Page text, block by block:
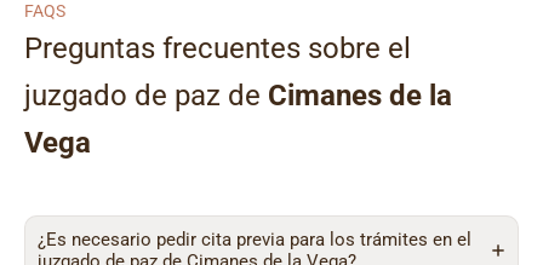
FAQS
Preguntas frecuentes sobre el
juzgado de paz de Cimanes de la
Vega
¿Es necesario pedir cita previa para los trámites en el